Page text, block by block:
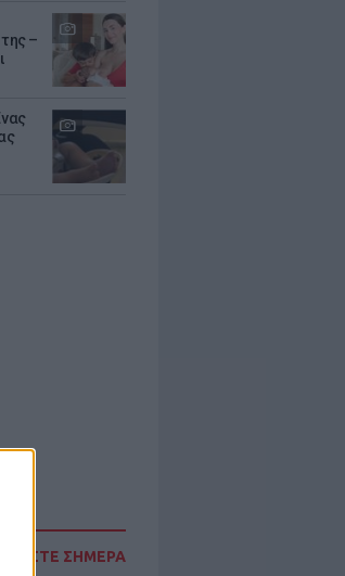
–
ΣΗΜΕΡΑ